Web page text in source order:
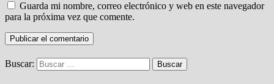
Guarda mi nombre, correo electrónico y web en este navegador
para la próxima vez que comente.
Buscar: